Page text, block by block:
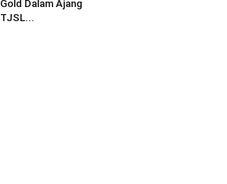
Gold Dalam Ajang
TJSL...